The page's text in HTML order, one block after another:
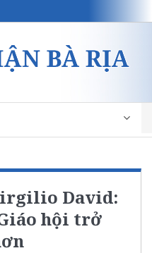
David:
hội trở